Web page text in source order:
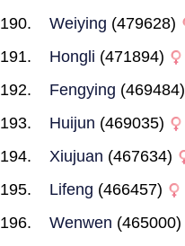
Weiying (479628)
Hongli (471894)
Fengying (469484)
Huijun (469035)
Xiujuan (467634)
Lifeng (466457)
Wenwen (465000)